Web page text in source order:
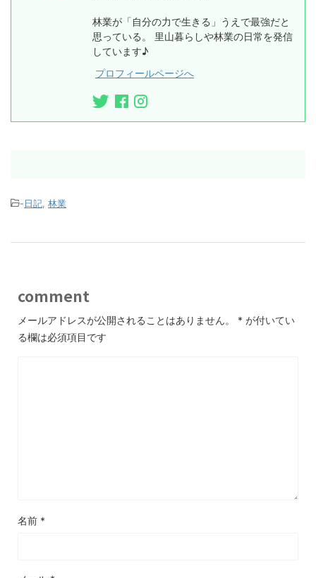
林業が「自分の力で生きる」うえで最強だと
思っている。 里山暮らしや林業の日常を発信
しています♪
プロフィールページへ
-日記, 林業
comment
メールアドレスが公開されることはありません。 * が付いてい
る欄は必須項目です
名前 *